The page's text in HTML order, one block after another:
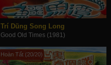
Trí Dũng Song Long
Good Old Times (1981)
Hoàn Tất (20/20)